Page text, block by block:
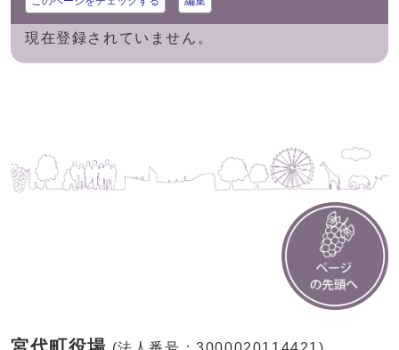
現在登録されていません。